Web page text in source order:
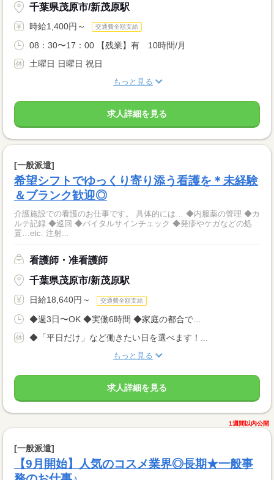
千葉県茂原市/新茂原駅
時給1,400円～ 交通費全額支給
08：30〜17：00 【残業】有 10時間/月
土曜日 日曜日 祝日
もっと見る
求人詳細を見る
[一般派遣]
希望シフトでゆっくり寄り添う看護を＊未経験
＆ブランク歓迎◎
介護施設での看護のお仕事です。 具体的には… ◆内服薬の管理 ◆カ
ルテ記録 ◆巡回 ◆バイタルサインチェック ◆発疹やケガなどの処
置…etc. 注射...
看護師・准看護師
千葉県茂原市/新茂原駅
日給18,640円～ 交通費全額支給
◆週3日〜OK ◆実働6時間 ◆家庭の都合で...
◆「平日だけ」など働きたい日を選べます！...
もっと見る
求人詳細を見る
1週間以内公開
[一般派遣]
【9月開始】人気のコスメ業界◎長期★一般事